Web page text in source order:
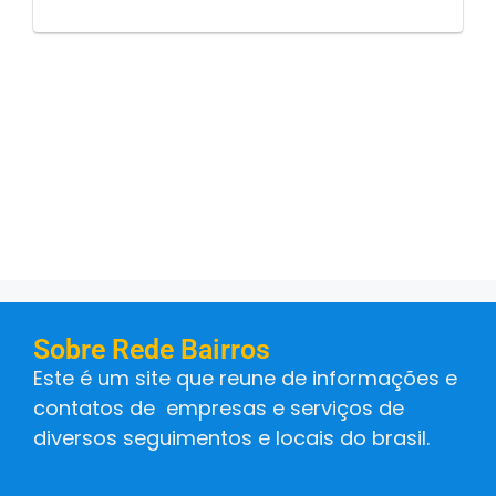
Sobre Rede Bairros
Este é um site que reune de informações e
contatos de empresas e serviços de
diversos seguimentos e locais do brasil.